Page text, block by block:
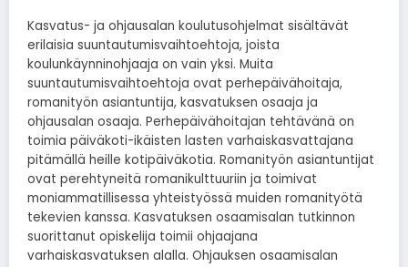
Kasvatus- ja ohjausalan koulutusohjelmat sisältävät
erilaisia suuntautumisvaihtoehtoja, joista
koulunkäynninohjaaja on vain yksi. Muita
suuntautumisvaihtoehtoja ovat perhepäivähoitaja,
romanityön asiantuntija, kasvatuksen osaaja ja
ohjausalan osaaja. Perhepäivähoitajan tehtävänä on
toimia päiväkoti-ikäisten lasten varhaiskasvattajana
pitämällä heille kotipäiväkotia. Romanityön asiantuntijat
ovat perehtyneitä romanikulttuuriin ja toimivat
moniammatillisessa yhteistyössä muiden romanityötä
tekevien kanssa. Kasvatuksen osaamisalan tutkinnon
suorittanut opiskelija toimii ohjaajana
varhaiskasvatuksen alalla. Ohjauksen osaamisalan